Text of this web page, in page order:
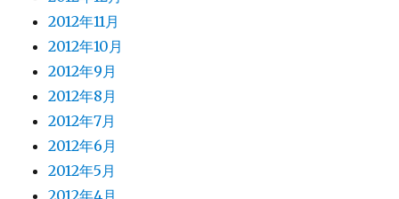
2012年11月
2012年10月
2012年9月
2012年8月
2012年7月
2012年6月
2012年5月